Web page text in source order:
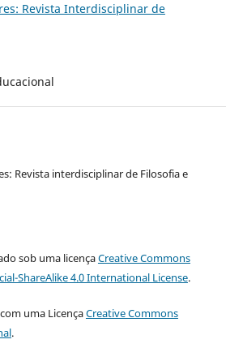
Revista Interdisciplinar de
Revista interdisciplinar de Filosofia e
sob uma licençaCreative Commons
ShareAlike 4.0 International License.
uma LicençaCreative Commons
.